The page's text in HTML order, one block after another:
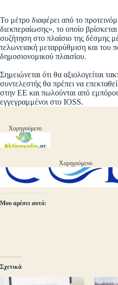
Το μέτρο διαφέρει από το
διεκπεραίωσης», το οποίο
συζήτηση στο πλαίσιο της δέσμης
τελωνειακή μεταρρύθμιση και του
δημοσιονομικού πλαισίου.
Σημειώνεται ότι θα αξιολογείται
συντελεστής θα πρέπει να
στην ΕΕ και πωλούνται από
εγγεγραμμένοι στο IOSS.
Χορηγούμενο
Χορηγούμενο
Μου αρέσει αυτό:
Σχετικά